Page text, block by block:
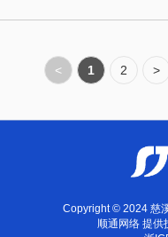
< 1 2 >
Copyright © 2024 慈
顺通网络提供